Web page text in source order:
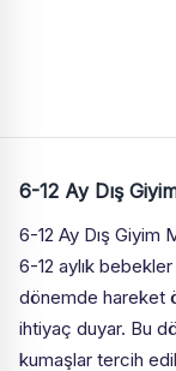
6-12 Ay Dış
6-12 Ay Dış Giyim
6-12 aylık
dönemde hareket
ihtiyaç duyar. Bu
kumaşlar tercih